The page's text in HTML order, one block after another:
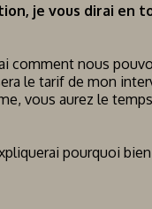
je vous dirai en
comment nous
le tarif de mon
vous aurez le
pourquoi